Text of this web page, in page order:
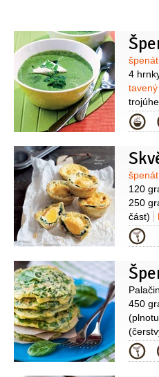
špenát
4
tavený
2 lžíce
2 lžíce
špenát
120
250
část)
4 lžíce
450
200
1